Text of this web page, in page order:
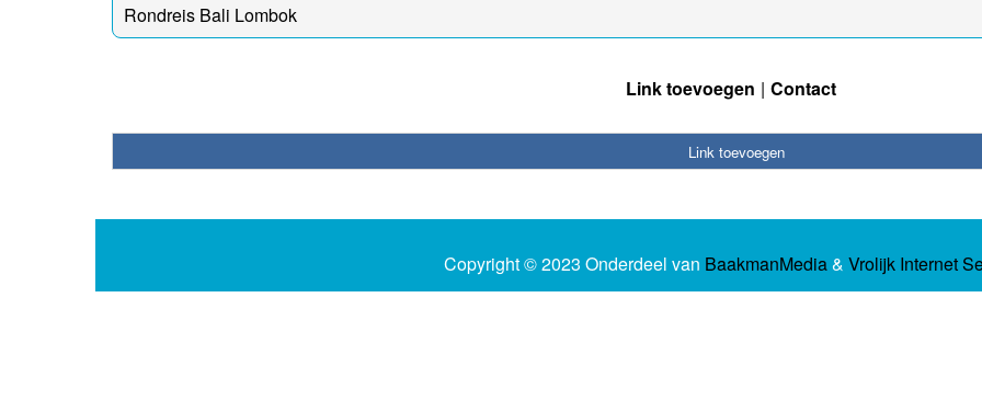
Rondreis Bali Lombok
Link toevoegen Contact
Link toevoegen
Copyright © 2023 Onderdeel van BaakmanMedia& Vrolijk Internet